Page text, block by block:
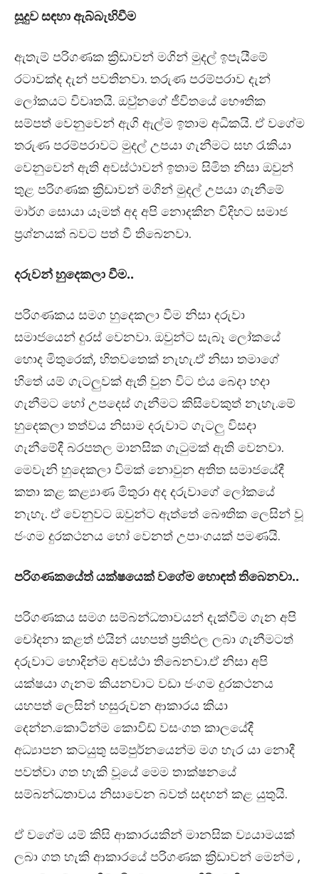
සූදුව සඳහා ඇබ්බැහිවීම
ඇතැම් පරිගණක ක්‍රිඩාවන් මගින් මුදල් ඉපැයීමේ
රටාවක්ද දැන් පවතිනවා. තරුණ පරම්පරාව දැන්
ලෝකයට විවෘතයි. ඔවු්නගේ ජීවිතයේ භෞතික
සම්පත් වෙනුවෙන් ඇගි ඇල්ම ඉතාම අධිකයි. ඒ වගේම
තරුණ පරම්පරාවට මුදල් උපයා ගැනීමට සහ රැකියා
වෙනුවෙන් ඇති අවස්ථාවන් ඉතාම සිමිත නිසා ඔවුන්
තුළ පරිගණක ක්‍රිඩාවන් මගින් මුදල් උපයා ගැනීමේ
මාර්ග සොයා යෑමත් අද අපි නොදකින විදිහට සමාජ
ප්‍රශ්නයක් බවට පත් වී තිබෙනවා.
දරුවන් හුදෙකලා වීම..
පරිගණකය සමග හුදෙකලා වීම නිසා දරුවා
සමාජයෙන් දුරස් වෙනවා. ඔවුන්ට සැබෑ ලෝකයේ
හොද මිතුරෙක්, හිතවතෙක් නැහැ.ඒ නිසා තමාගේ
හිතේ යම් ගැටලුවක් ඇති වුන විට එය බෙදා හදා
ගැනීමට හෝ උපදෙස් ගැනීමට කිසිවෙකුත් නැහැ.මේ
හුදෙකලා තත්වය නිසාම දරුවාට ගැටලු විසදා
ගැනීමේදී බරපතල මානසික ගැටුමක් ඇති වෙනවා.
මෙවැනි හුදෙකලා විමක් නොවුන අතිත සමාජයේදී
කතා කළ කළ්‍යාණ මිතුරා අද දරුවාගේ ලෝකයේ
නැහැ. ඒ වෙනුවට ඔවුන්ට ඇත්තේ බෞතික ලෙසින් වූ
ජංගම දුරකථනය හෝ වෙනත් උපාංගයක් පමණයි.
පරිගණකයේත් යක්ෂයෙක් වගේම හොඳත් තිබෙනවා..
පරිගණකය සමග සම්බන්ධතාවයන් දැක්වීම ගැන අපි
චෝදනා කළත් එයින් යහපත් ප්‍රතිඵල ලබා ගැනීමටත්
දරුවාට හොදින්ම අවස්ථා තිබෙනවා.ඒ නිසා අපි
යක්ෂයා ගැනම කියනවාට වඩා ජංගම දුරකථනය
යහපත් ලෙසින් හසුරුවන ආකාරය කියා
දෙන්න.කොටින්ම කොවිඩ් වසංගත කාලයේදී
අධ්‍යාපන කටයුතු සම්පුර්නයෙන්ම මග හැර යා නොදී
පවත්වා ගත හැකි වූයේ මෙම තාක්ෂනයේ
සම්බන්ධතාවය නිසාවෙන බවත් සදහන් කළ යුතුයි.
ඒ වගේම යම් කිසි ආකාරයකින් මානසික ව්‍යයාමයක්
ලබා ගත හැකි ආකාරයේ පරිගණක ක්‍රිඩාවන් මෙන්ම ,